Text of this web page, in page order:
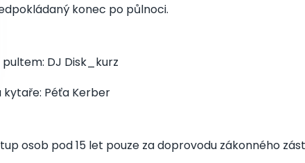
konec po půlnoci.
pultem: DJ Disk_kurz
kytaře: Péťa Kerber
osob pod 15 let pouze za doprovodu zákonného